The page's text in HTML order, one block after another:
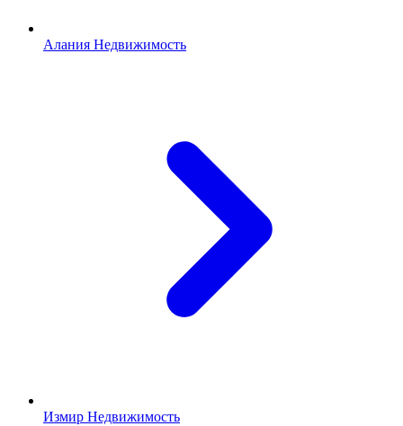
Алания Недвижимость
Измир Недвижимость